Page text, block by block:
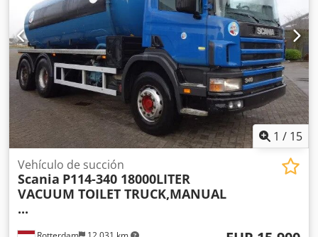
1 / 15
Vehículo de succión
Scania P114-340 18000LITER
VACUUM TOILET TRUCK,MANUAL
...